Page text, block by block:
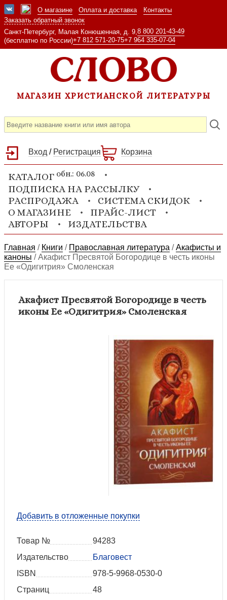
О магазине Оплата и доставка
Контакты
Заказать обратный звонок
Санкт-Петербург, Малая Конюшенная, д. 9, 8 800 201-43-49
(бесплатно по России)+7 812 571-20-75+7 964 335-07-04
МАГАЗИН ХРИСТИАНСКОЙ ЛИТЕРАТУРЫ
Вход / Регистрация Корзина
КАТАЛОГ обн.: 06.08
ПОДПИСКА НА РАССЫЛКУ
РАСПРОДАЖА
СИСТЕМА СКИДОК
О МАГАЗИНЕ
ПРАЙС-ЛИСТ
АВТОРЫ
ИЗДАТЕЛЬСТВА
Главная / Книги / Православная литература /Акафисты и
каноны /Акафист Пресвятой Богородице в честь иконы
Ее «Одигитрия» Смоленская
Акафист Пресвятой Богородице в честь
иконы Ее «Одигитрия» Смоленская
Добавить в отложенные покупки
Товар №
94283
Издательство
Благовест
ISBN
978-5-9968-0530-0
Страниц
48